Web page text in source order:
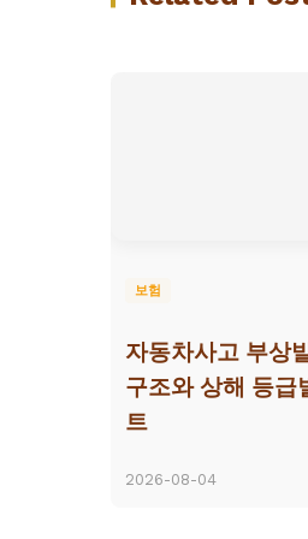
보험
자동차사고 부상
구조와 상해 등급
트
2026-08-04